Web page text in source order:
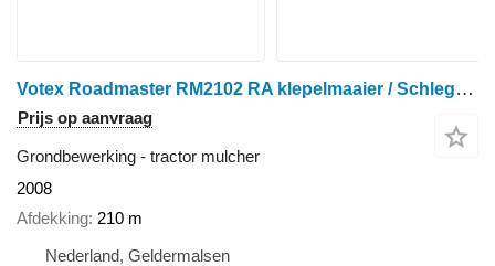
Votex Roadmaster RM2102 RA klepelmaaier / Schlegelmäher
Prijs op aanvraag
Grondbewerking - tractor mulcher
2008
Afdekking 210 m
Nederland, Geldermalsen